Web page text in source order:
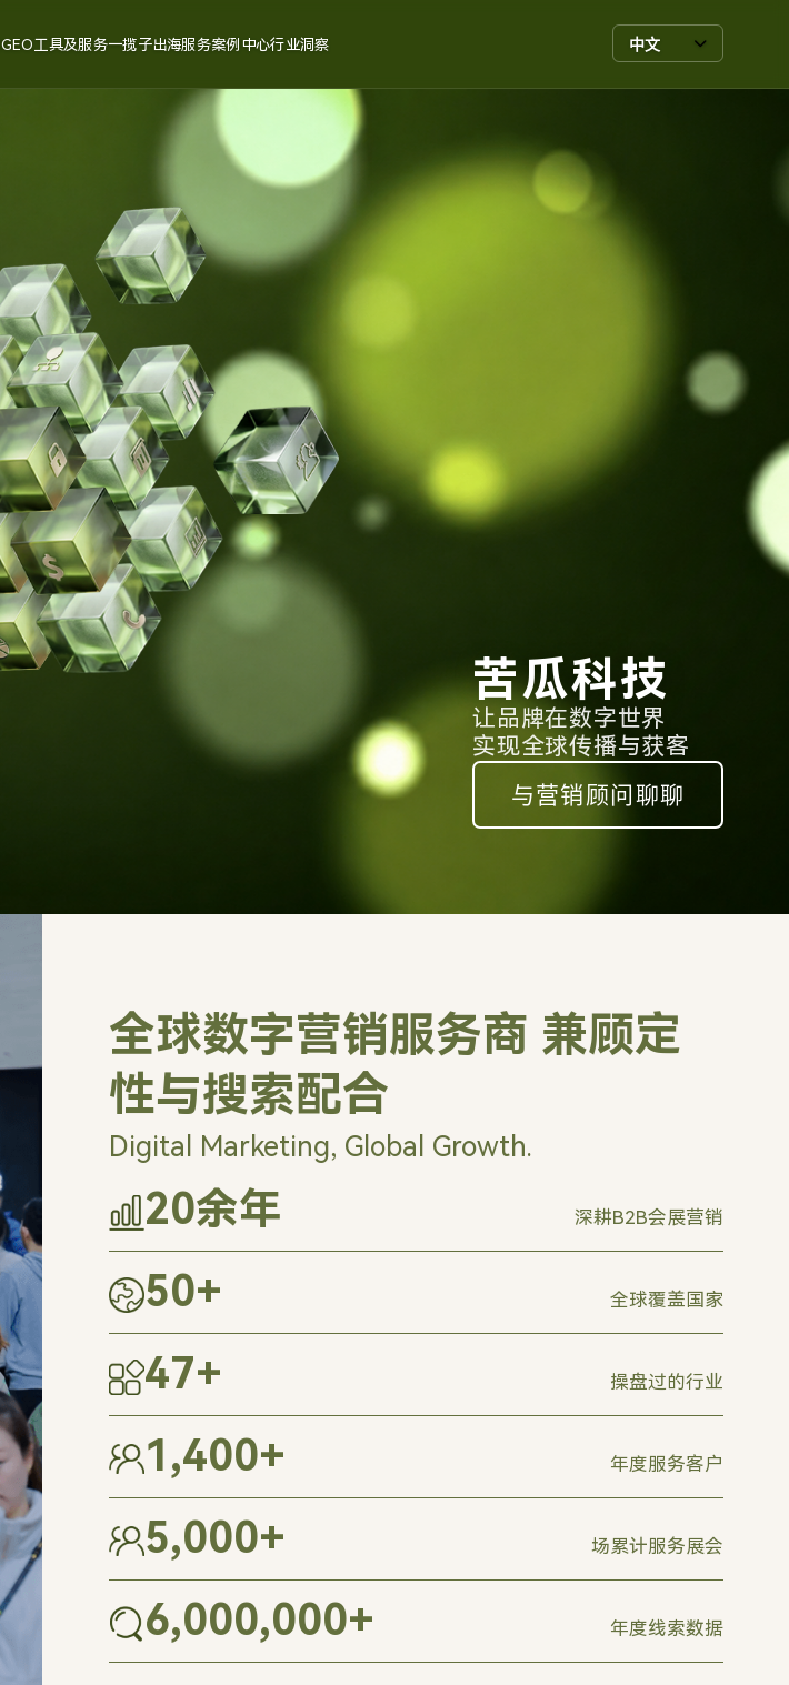
GEO工具及服务一揽子出海服务案例中心行业洞察 中文
苦瓜科技
让品牌在数字世界
实现全球传播与获客
与营销顾问聊聊
全球数字营销服务商 兼顾定
性与搜索配合
Digital Marketing, Global Growth.
20余年 深耕B2B会展营销
50+ 全球覆盖国家
47+ 操盘过的行业
1,400+ 年度服务客户
5,000+ 场累计服务展会
6,000,000+ 年度线索数据